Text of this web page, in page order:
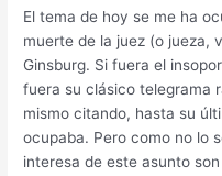
El tema de hoy se me ha
muerte de la juez (o jueza,
Ginsburg. Si fuera el
fuera su clásico telegrama
mismo citando, hasta su
ocupaba. Pero como no lo
interesa de este asunto